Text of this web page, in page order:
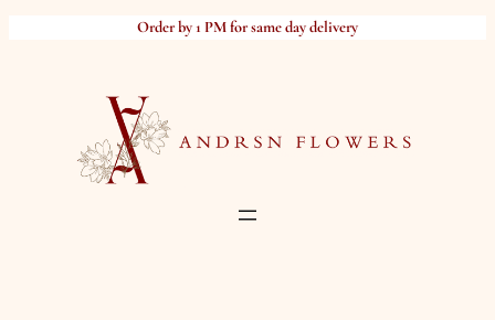
Order by 1 PM for same day delivery